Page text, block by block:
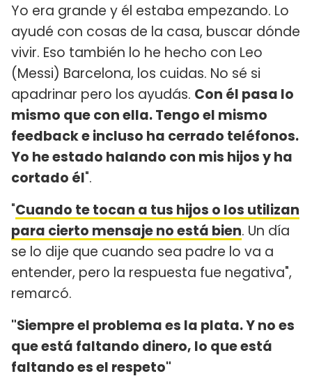
Yo era grande y él estaba empezando. Lo
ayudé con cosas de la casa, buscar dónde
vivir. Eso también lo he hecho con Leo
(Messi) Barcelona, los cuidas. No sé si
apadrinar pero los ayudás. Con él pasa lo
mismo que con ella. Tengo el mismo
feedback e incluso ha cerrado teléfonos.
Yo he estado halando con mis hijos y ha
cortado él".
"Cuando te tocan a tus hijos o los utilizan
para cierto mensaje no está bien. Un día
se lo dije que cuando sea padre lo va a
entender, pero la respuesta fue negativa",
remarcó.
"Siempre el problema es la plata. Y no es
que está faltando dinero, lo que está
faltando es el respeto"